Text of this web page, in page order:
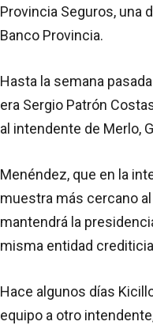
Provincia Seguros, una
Banco Provincia.
Hasta la semana
era Sergio Patrón
al intendente de Merlo,
Menéndez, que en la
muestra más cercano
mantendrá la
misma entidad
Hace algunos días
equipo a otro